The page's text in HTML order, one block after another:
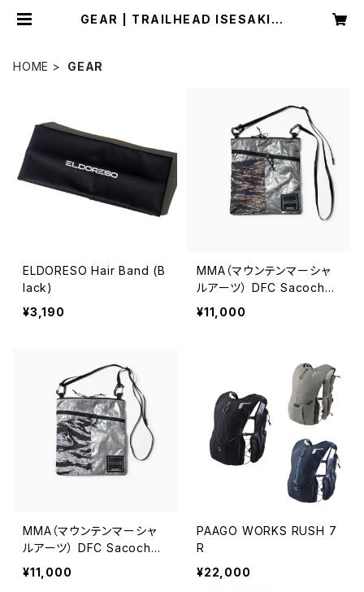
GEAR | TRAILHEAD ISESAKI B
HOME GEAR
ELDORESO Hair Band (B
lack)
¥3,190
MMA（マウンテンマーシャ
ルアーツ） DFC Sacoche
"EDDIE" (Tiger Camo)
¥11,000
MMA（マウンテンマーシャ
ルアーツ） DFC Sacoche
"EDDIE" (Grayish)
¥11,000
PAAGO WORKS RUSH 7
R
¥22,000